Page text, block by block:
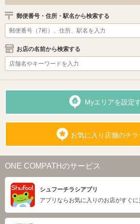
郵便番号・住所・駅名から検索する
お店の名前から検索する
Myエリアを設定
お気に入り店舗のチ
ONE COMPATHのサービス
シュフーチラシアプリ
アプリならお気に入りのお店がすぐに